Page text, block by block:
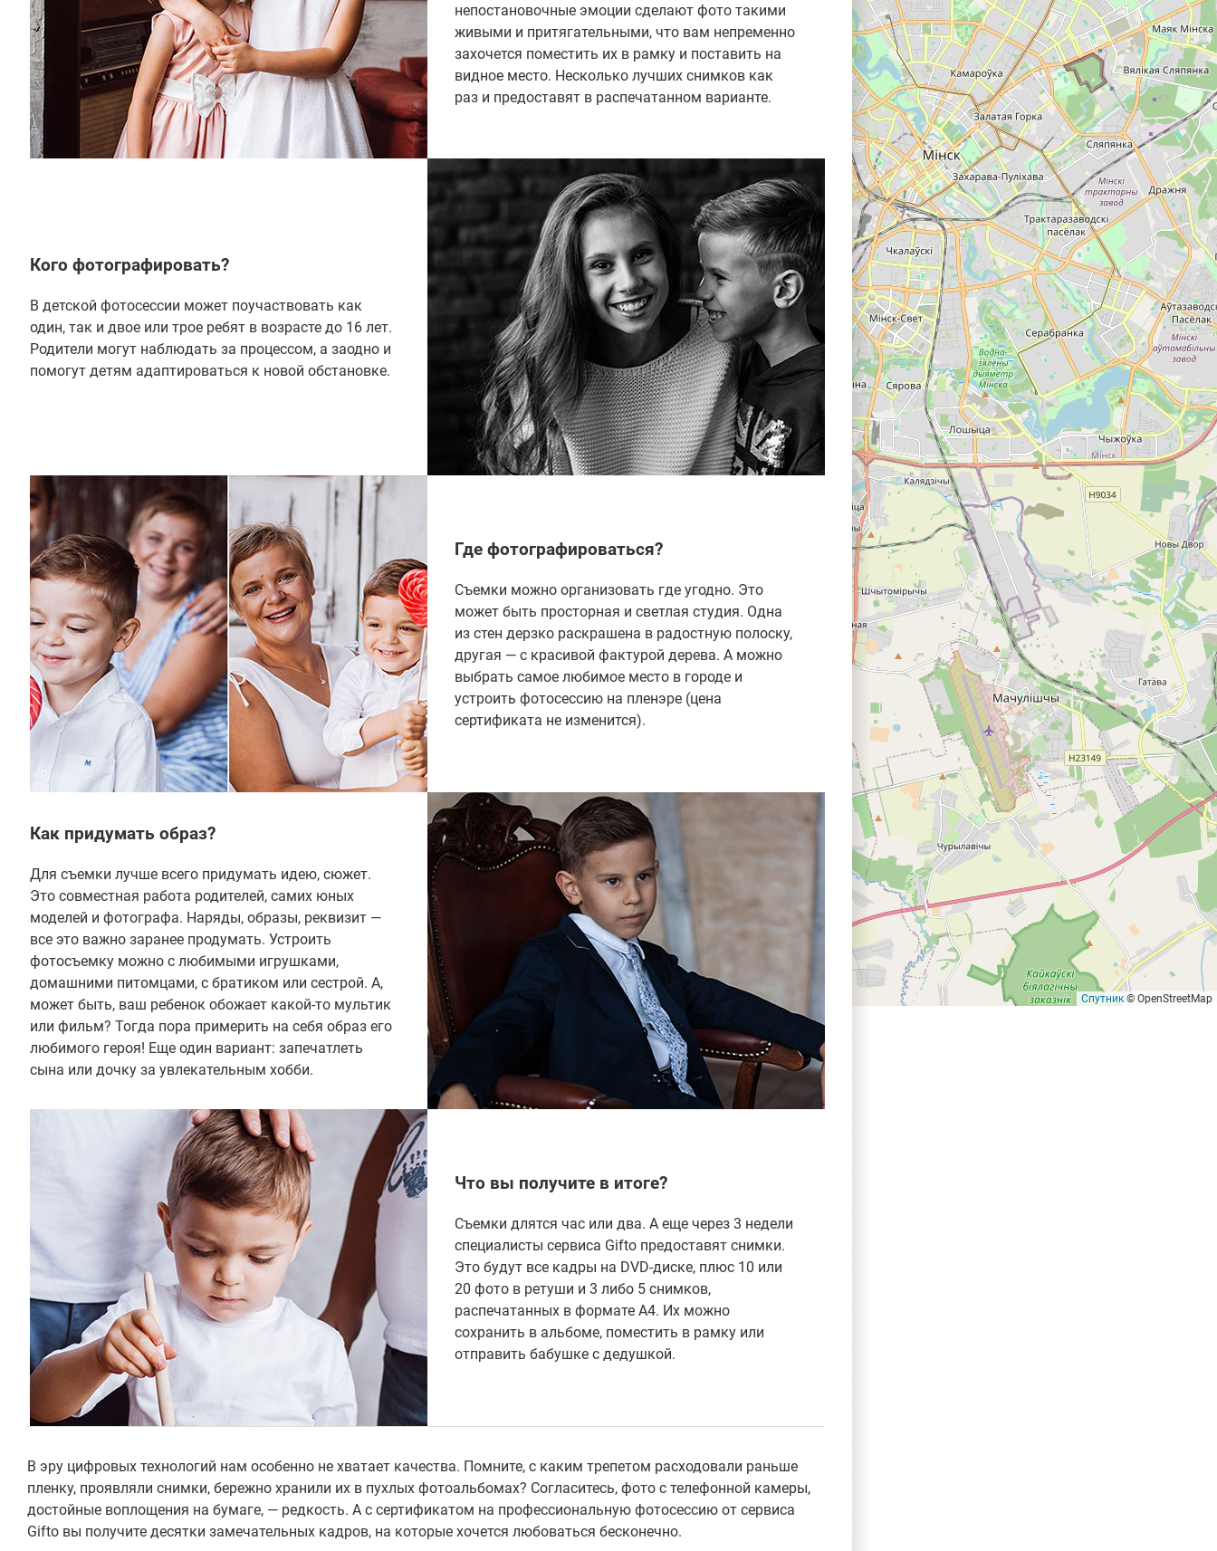
непостановочные эмоции сделают фото такими
живыми и притягательными, что вам непременно
захочется поместить их в рамку и поставить на
видное место. Несколько лучших снимков как
раз и предоставят в распечатанном варианте.
Кого фотографировать?
В детской фотосессии может поучаствовать как
один, так и двое или трое ребят в возрасте до 16 лет.
Родители могут наблюдать за процессом, а заодно и
помогут детям адаптироваться к новой обстановке.
Где фотографироваться?
Съемки можно организовать где угодно. Это
может быть просторная и светлая студия. Одна
из стен дерзко раскрашена в радостную полоску,
другая — с красивой фактурой дерева. А можно
выбрать самое любимое место в городе и
устроить фотосессию на пленэре (цена
сертификата не изменится).
Как придумать образ?
Для съемки лучше всего придумать идею, сюжет.
Это совместная работа родителей, самих юных
моделей и фотографа. Наряды, образы, реквизит —
все это важно заранее продумать. Устроить
фотосъемку можно с любимыми игрушками,
домашними питомцами, с братиком или сестрой. А,
может быть, ваш ребенок обожает какой-то мультик
или фильм? Тогда пора примерить на себя образ его
любимого героя! Еще один вариант: запечатлеть
сына или дочку за увлекательным хобби.
Что вы получите в итоге?
Съемки длятся час или два. А еще через 3 недели
специалисты сервиса Gifto предоставят снимки.
Это будут все кадры на DVD-диске, плюс 10 или
20 фото в ретуши и 3 либо 5 снимков,
распечатанных в формате А4. Их можно
сохранить в альбоме, поместить в рамку или
отправить бабушке с дедушкой.
В эру цифровых технологий нам особенно не хватает качества. Помните, с каким трепетом расходовали раньше
пленку, проявляли снимки, бережно хранили их в пухлых фотоальбомах? Согласитесь, фото с телефонной камеры,
достойные воплощения на бумаге, — редкость. А с сертификатом на профессиональную фотосессию от сервиса
Gifto вы получите десятки замечательных кадров, на которые хочется любоваться бесконечно.
Спутник© OpenStreetMap